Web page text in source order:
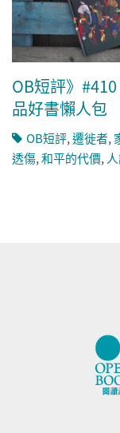
OB短評》
品好書懶人包
OB短評,遷徙者,
透傷,和平的代價,